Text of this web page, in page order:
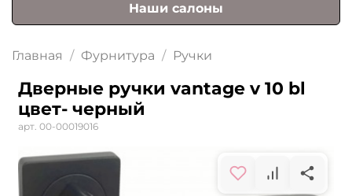
Наши салоны
Главная Фурнитура Ручки
Дверные ручки vantage v 10 bl
цвет- черный
арт. 00-00019016